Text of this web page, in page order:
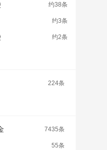
约38条
约3条
约2条
224条
7435条
55条